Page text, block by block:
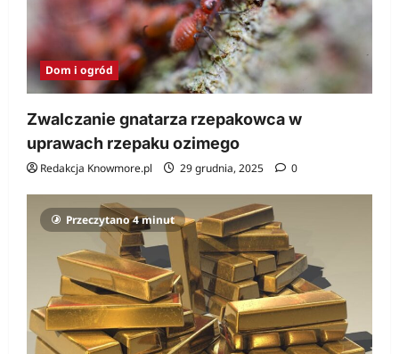
Dom i ogród
Zwalczanie gnatarza rzepakowca w
uprawach rzepaku ozimego
Redakcja Knowmore.pl 29 grudnia, 2025 0
Przeczytano 4 minut